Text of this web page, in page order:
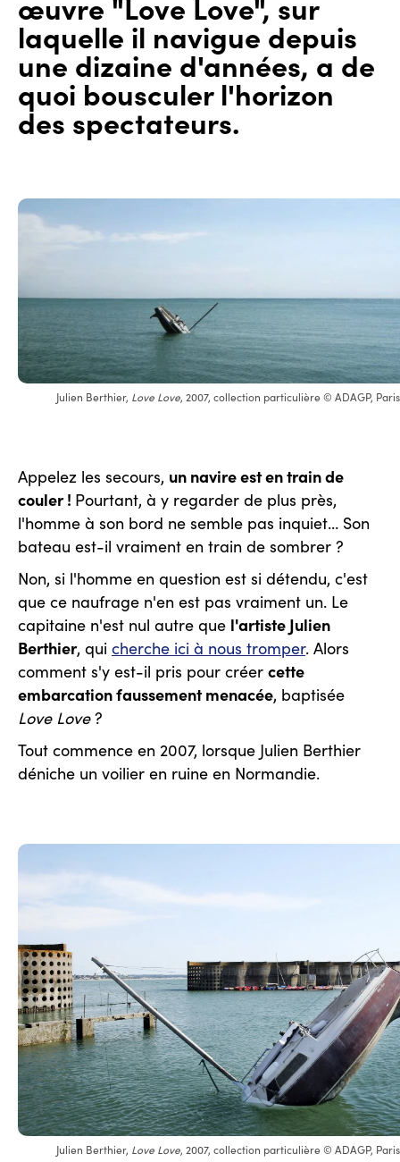
laquelle il navigue depuis
une dizaine d'années, a de
quoi bousculer l'horizon
des spectateurs.
Julien Berthier, Love Love, 2007, collection particulière © ADAGP,
Appelez les secours, un navire est en train de
couler ! Pourtant, à y regarder de plus près,
l'homme à son bord ne semble pas inquiet… Son
bateau est-il vraiment en train de sombrer ?
Non, si l'homme en question est si détendu, c'est
que ce naufrage n'en est pas vraiment un. Le
capitaine n'est nul autre que l'artiste Julien
Berthier, qui cherche ici à nous tromper. Alors
comment s'y est-il pris pour créer cette
embarcation faussement menacée, baptisée
Love Love?
Tout commence en 2007, lorsque Julien Berthier
déniche un voilier en ruine en Normandie.
Julien Berthier, Love Love, 2007, collection particulière © ADAGP,